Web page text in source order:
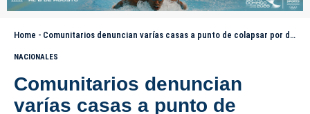
Home - Comunitarios denuncian varías casas a punto de colapsar por deslizamientos de tierra en Santiago
NACIONALES
Comunitarios denuncian
varías casas a punto de